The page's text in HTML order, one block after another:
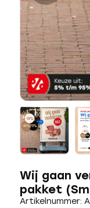
Wij gaan
pakket
Artikelnummer: